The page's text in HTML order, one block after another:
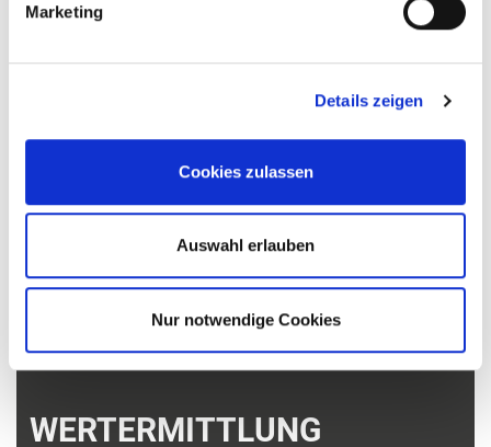
Marketing
Details zeigen
Cookies zulassen
Auswahl erlauben
Nur notwendige Cookies
Immobilienkaufmann (IHK)
kling@new-place-immobilien.com